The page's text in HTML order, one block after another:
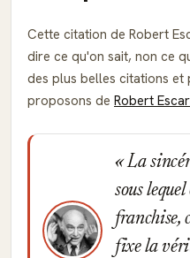
Cette citation de Robert
dire ce qu'on sait, non ce
des plus belles citations et
proposons de Robert
La
sous
franchise,
fixe la